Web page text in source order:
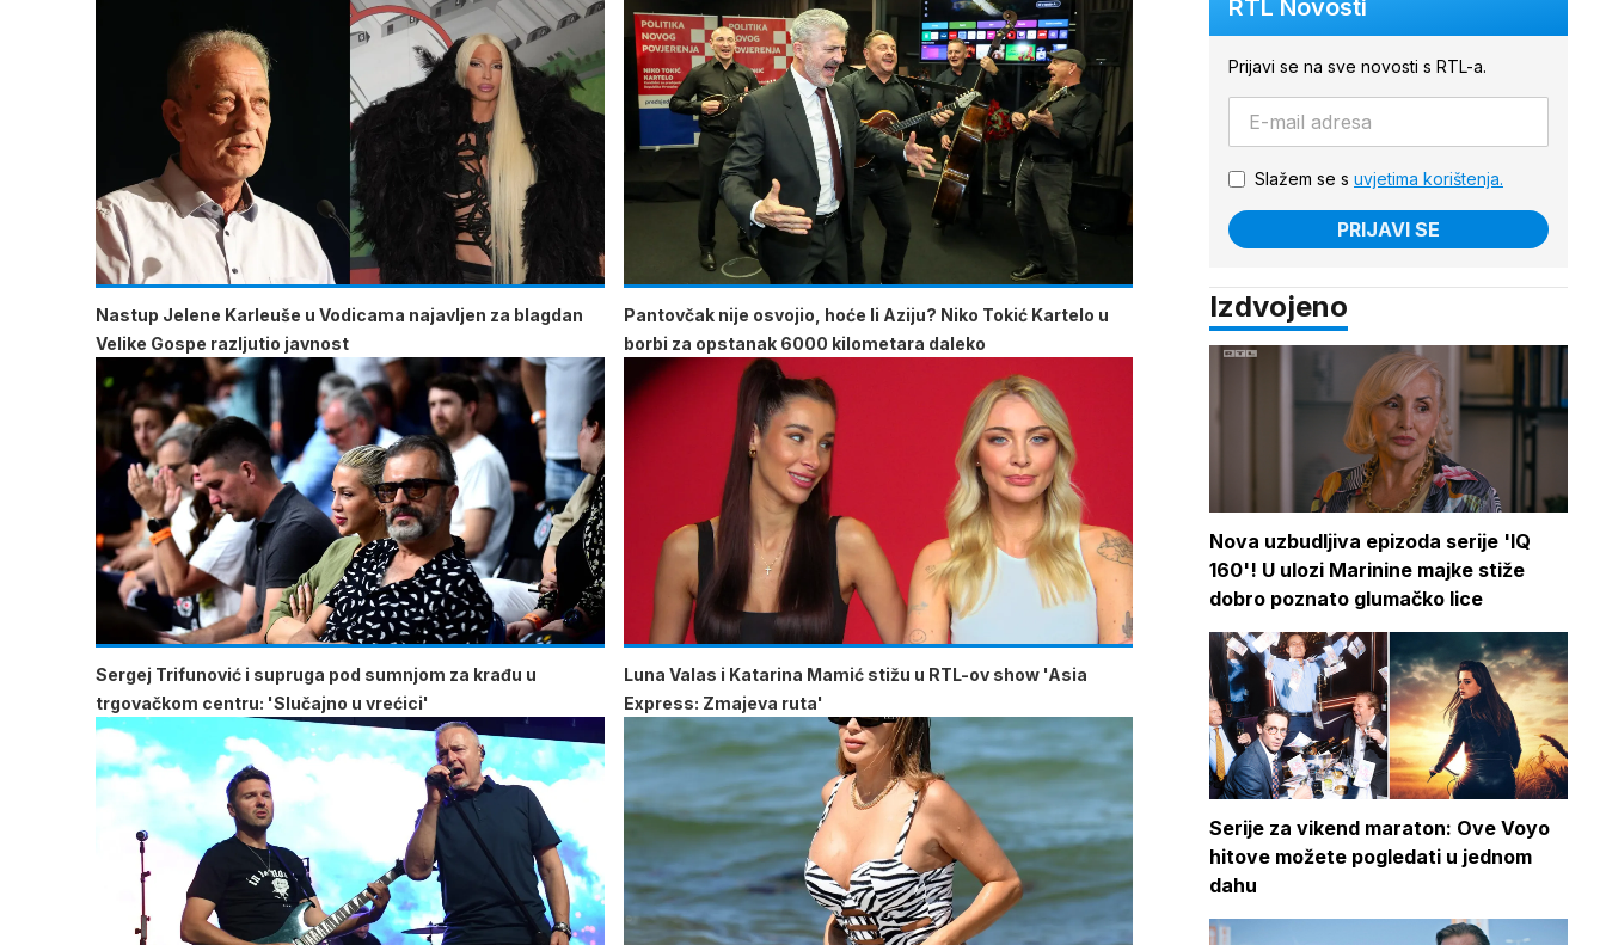
Nastup Jelene Karleuše u Vodicama najavljen za blagdan
Velike Gospe razljutio javnost
Pantovčak nije osvojio, hoće li Aziju? Niko Tokić Kartelo u
borbi za opstanak 6000 kilometara daleko
Sergej Trifunović i supruga pod sumnjom za krađu u
trgovačkom centru: 'Slučajno u vrećici'
Luna Valas i Katarina Mamić stižu u RTL-ov show 'Asia
Express: Zmajeva ruta'
RTL Novosti
Prijavi se na sve novosti s RTL-a.
Slažem se s uvjetima korištenja.
PRIJAVI SE
Izdvojeno
Nova uzbudljiva epizoda serije 'IQ
160'! U ulozi Marinine majke stiže
dobro poznato glumačko lice
Serije za vikend maraton: Ove Voyo
hitove možete pogledati u jednom
dahu